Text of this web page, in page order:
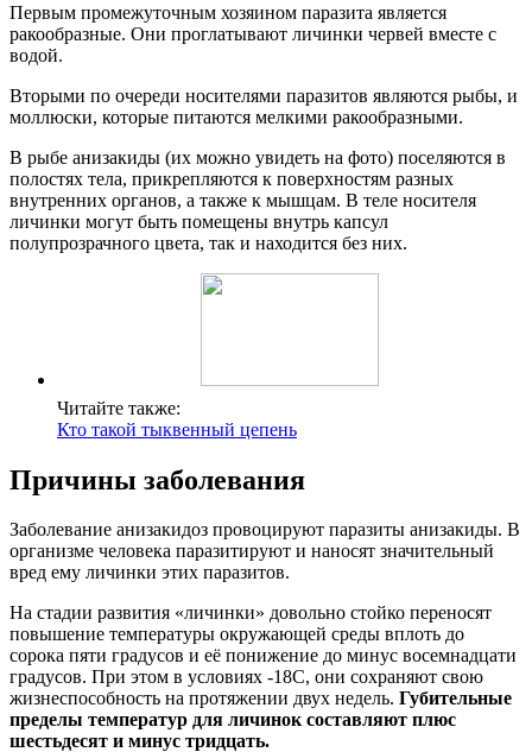
Первым промежуточным хозяином паразита является
ракообразные. Они проглатывают личинки червей вместе с
водой.
Вторыми по очереди носителями паразитов являются рыбы, и
моллюски, которые питаются мелкими ракообразными.
В рыбе анизакиды (их можно увидеть на фото) поселяются в
полостях тела, прикрепляются к поверхностям разных
внутренних органов, а также к мышцам. В теле носителя
личинки могут быть помещены внутрь капсул
полупрозрачного цвета, так и находится без них.
Читайте также:
Кто такой тыквенный цепень
Причины заболевания
Заболевание анизакидоз провоцируют паразиты анизакиды. В
организме человека паразитируют и наносят значительный
вред ему личинки этих паразитов.
На стадии развития «личинки» довольно стойко переносят
повышение температуры окружающей среды вплоть до
сорока пяти градусов и её понижение до минус восемнадцати
градусов. При этом в условиях -18С, они сохраняют свою
жизнеспособность на протяжении двух недель. Губительные
пределы температур для личинок составляют плюс
шестьдесят и минус тридцать.